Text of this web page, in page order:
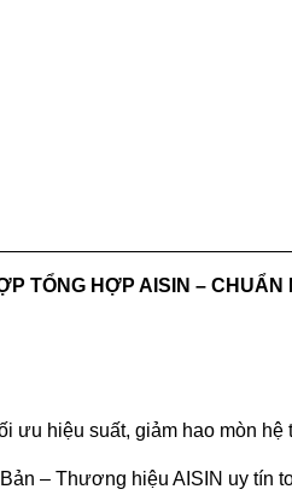
TỔNG HỢP AISIN –
ưu hiệu suất, giảm hao mòn hệ
– Thương hiệu AISIN uy tín